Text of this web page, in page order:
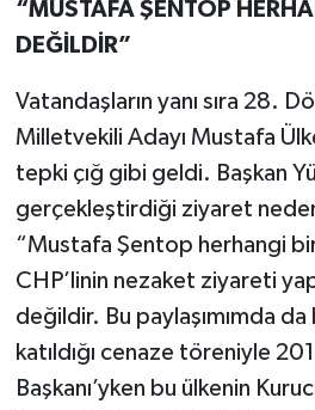
“MUSTAFA ŞENTOP
DEĞİLDİR”
Vatandaşların yanı sıra 28.
Milletvekili Adayı Mustafa
tepki çığ gibi geldi. Başkan
gerçekleştirdiği ziyaret
“Mustafa Şentop herhangi
CHP’linin nezaket ziyareti
değildir. Bu paylaşımımda
katıldığı cenaze töreniyle
Başkanı’yken bu ülkenin